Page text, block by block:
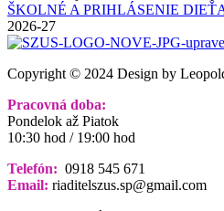
ŠKOLNÉ A PRIHLÁSENIE
2026-27
Copyright © 2024 Design by
Pracovná doba:
Pondelok až Piatok
10:30 hod / 19:00 hod
Telefón: 0918 545 671
Email: riaditelszus.sp@gmail.com